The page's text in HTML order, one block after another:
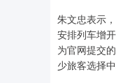
朱文忠表示
安排列车增
为官网提交
少旅客选择